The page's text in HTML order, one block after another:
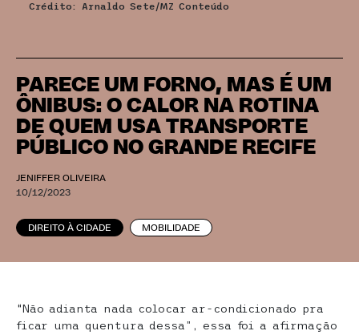
PARECE UM FORNO, MAS É UM
ÔNIBUS: O CALOR NA ROTINA
DE QUEM USA TRANSPORTE
PÚBLICO NO GRANDE RECIFE
JENIFFER OLIVEIRA
10/12/2023
DIREITO À CIDADE MOBILIDADE
Crédito: Arnaldo Sete/MZ Conteúdo
“Não adianta nada colocar ar-condicionado pra
ficar uma quentura dessa”, essa foi a afirmação